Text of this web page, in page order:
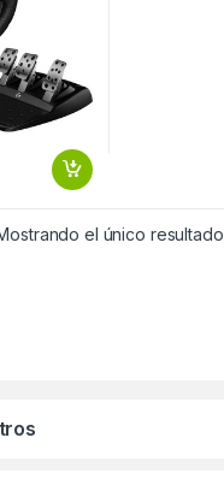
el único resultado